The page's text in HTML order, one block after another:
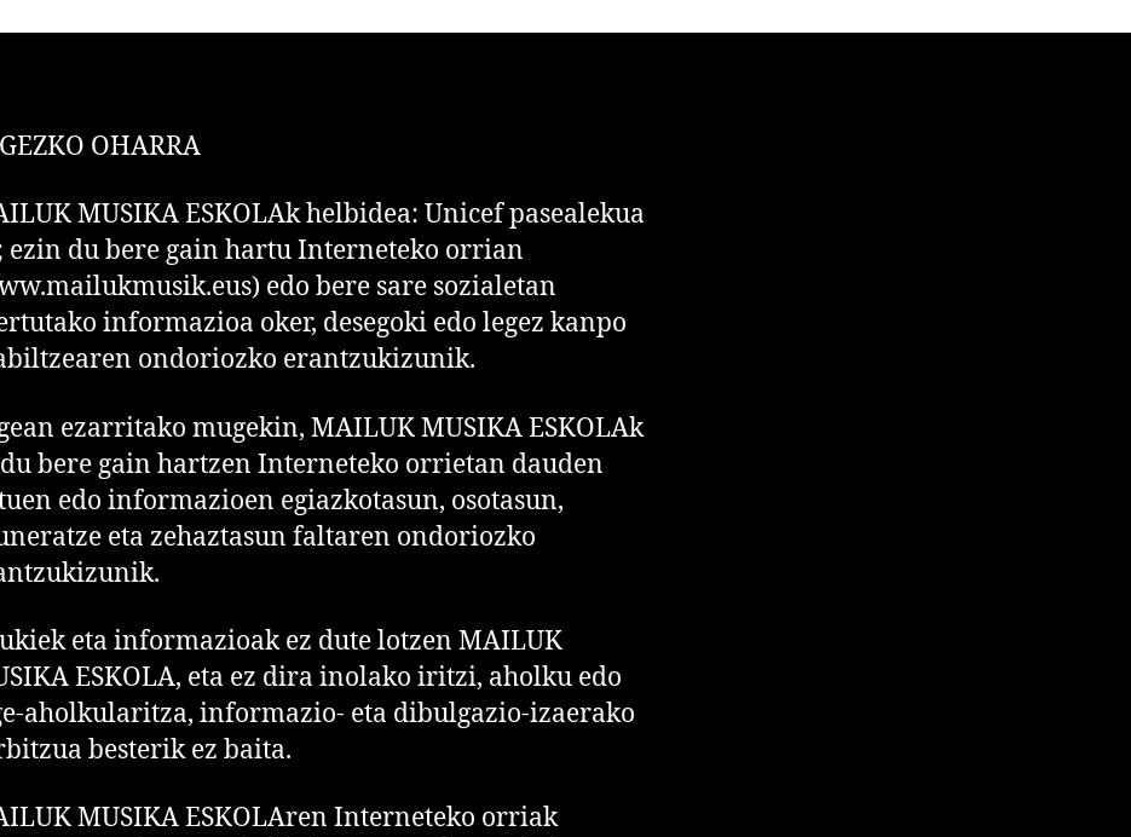
OHARRA
MUSIKA ESKOLAk helbidea: Unicef pasealekua
ezin du bere gain hartu Interneteko orrian
edo bere sare sozialetan
informazioa oker, desegoki edo legez kanpo
ondoriozko erantzukizunik.
ezarritako mugekin, MAILUK MUSIKA ESKOLAk
bere gain hartzen Interneteko orrietan dauden
edo informazioen egiazkotasun, osotasun,
eta zehaztasun faltaren ondoriozko
eta informazioak ez dute lotzen MAILUK
ESKOLA, eta ez dira inolako iritzi, aholku edo
aholkularitza, informazio- eta dibulgazio-izaerako
besterik ez baita.
MUSIKA ESKOLAren Interneteko orriak